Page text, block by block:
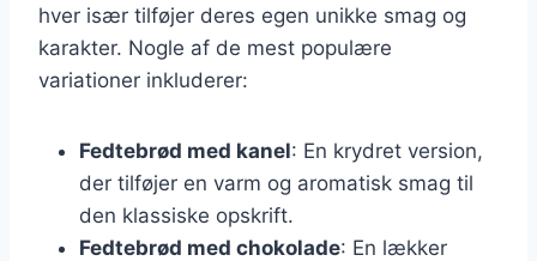
hver især tilføjer deres egen unikke smag og
karakter. Nogle af de mest populære
variationer inkluderer:
Fedtebrød med kanel: En krydret version,
der tilføjer en varm og aromatisk smag til
den klassiske opskrift.
Fedtebrød med chokolade: En lækker